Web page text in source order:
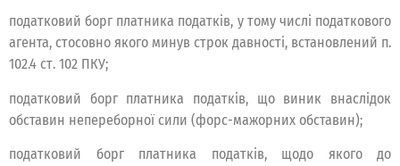
податковий борг платника податків, у тому числі податкового
агента, стосовно якого минув строк давності, встановлений п.
102.4 ст. 102 ПКУ;
податковий борг платника податків, що виник внаслідок
обставин непереборної сили (форс-мажорних обставин);
податковий борг платника податків, щодо якого до